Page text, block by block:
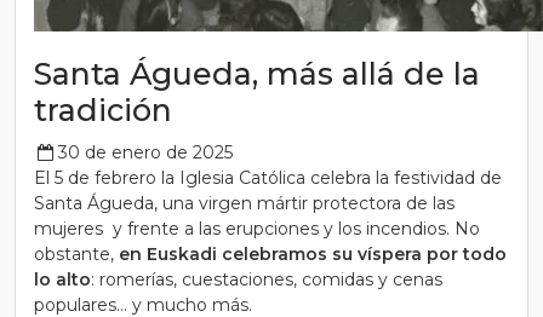
Santa Águeda, más allá de la
tradición
30 de enero de 2025
El 5 de febrero la Iglesia Católica celebra la festividad de
Santa Águeda, una virgen mártir protectora de las
mujeres y frente a las erupciones y los incendios. No
obstante, en Euskadi celebramos su víspera por todo
lo alto: romerías, cuestaciones, comidas y cenas
populares… y mucho más.